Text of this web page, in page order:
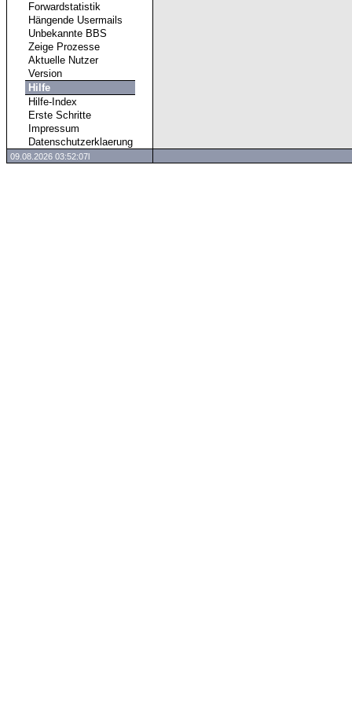
Forwardstatistik
Hängende Usermails
Unbekannte BBS
Zeige Prozesse
Aktuelle Nutzer
Version
Hilfe
Hilfe-Index
Erste Schritte
Impressum
Datenschutzerklaerung
09.08.2026 03:52:07l